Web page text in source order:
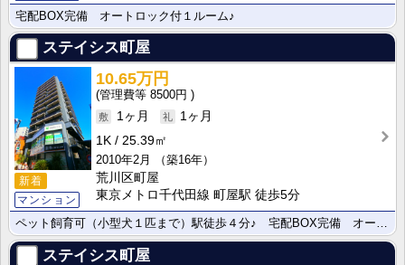
宅配BOX完備 オートロック付１ルーム♪
ステイシス町屋
新着
マンション
10.65万円
8500円
1ヶ月
1ヶ月
1K
25.39㎡
2010年2月
（築16年）
荒川区町屋
東京メトロ千代田線 町屋駅 徒歩5分
ステイシス町屋